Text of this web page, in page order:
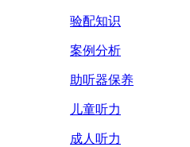
验配知识
案例分析
助听器保养
儿童听力
成人听力